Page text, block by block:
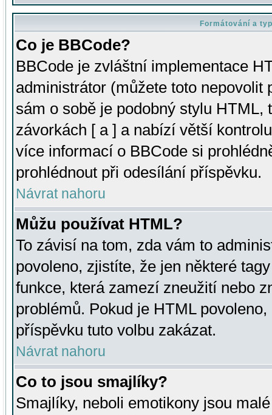
Formátování a
Co je BBCode?
BBCode je zvláštní implementace
administrátor (můžete toto
sám o sobě je podobný stylu HTML,
závorkách [ a ] a nabízí větší
více informací o BBCode si
prohlédnout při odesílání příspěvku.
Návrat nahoru
Můžu používat HTML?
To závisí na tom, zda vám to
povoleno, zjistíte, že jen některé
funkce, která zamezí zneužití nebo
problémů. Pokud je HTML
příspěvku tuto volbu zakázat.
Návrat nahoru
Co to jsou smajlíky?
Smajlíky, neboli emotikony jsou